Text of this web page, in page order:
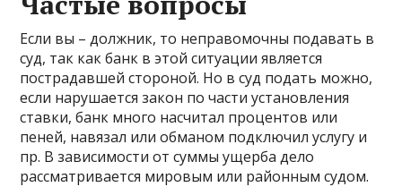
Если вы – должник, то неправомочны подавать в
суд, так как банк в этой ситуации является
пострадавшей стороной. Но в суд подать можно,
если нарушается закон по части установления
ставки, банк много насчитал процентов или
пеней, навязал или обманом подключил услугу и
пр. В зависимости от суммы ущерба дело
рассматривается мировым или районным судом.